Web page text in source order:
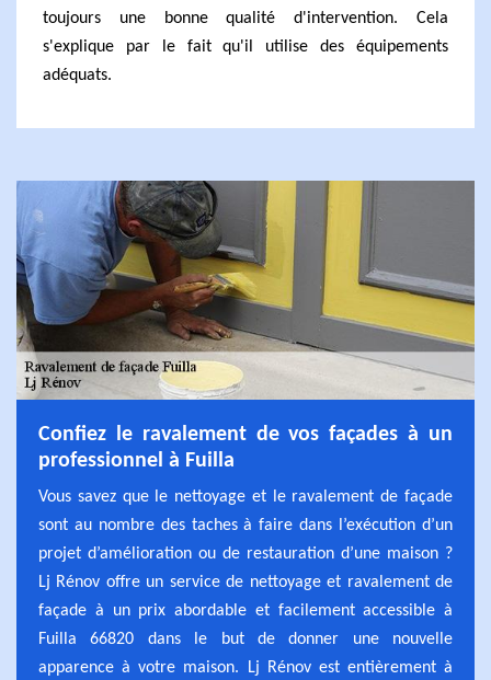
toujours une bonne qualité d'intervention. Cela
s'explique par le fait qu'il utilise des équipements
adéquats.
Confiez le ravalement de vos façades à un
professionnel à Fuilla
Vous savez que le nettoyage et le ravalement de façade
sont au nombre des taches à faire dans l’exécution d’un
projet d’amélioration ou de restauration d’une maison ?
Lj Rénov offre un service de nettoyage et ravalement de
façade à un prix abordable et facilement accessible à
Fuilla 66820 dans le but de donner une nouvelle
apparence à votre maison. Lj Rénov est entièrement à